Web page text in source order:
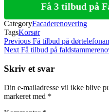
Få 3 tilbud på
CategoryFacaderenovering
TagsKorsør
Indlægsnavigation
Previous
Post
Previous Få tilbud på
Next
Next Få tilbud på
Skriv et svar
Din e-mailadresse vil ikke blive
markeret med *